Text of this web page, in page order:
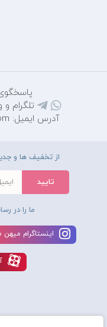
تلگرام و واتس
آدرس ایمیل: mihantarh@yahoo.com
از تخفیف ها و
ما را در
اينستاگرام ميهن